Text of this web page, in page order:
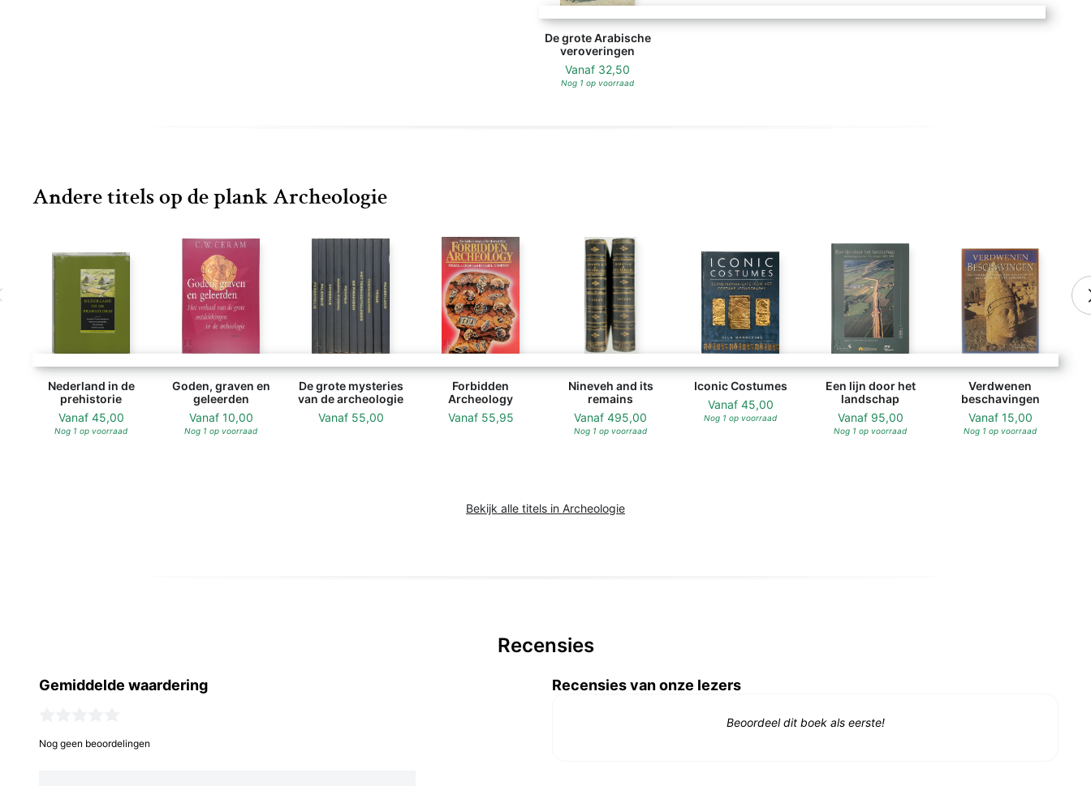
De grote Arabische
veroveringen
Vanaf 32,50
Nog 1 op voorraad
Andere titels op de plank Archeologie
Nederland in de
prehistorie
Vanaf 45,00
Nog 1 op voorraad
Goden, graven en
geleerden
Vanaf 10,00
Nog 1 op voorraad
De grote mysteries
van de archeologie
Vanaf 55,00
Forbidden
Archeology
Vanaf 55,95
Nineveh and its
remains
Vanaf 495,00
Nog 1 op voorraad
Iconic Costumes
Vanaf 45,00
Nog 1 op voorraad
Een lijn door het
landschap
Vanaf 95,00
Nog 1 op voorraad
Verdwenen
beschavingen
Vanaf 15,00
Nog 1 op voorraad
Bekijk alle titels in Archeologie
Recensies
Gemiddelde waardering
Nog geen beoordelingen
Recensies van onze lezers
Beoordeel dit boek als eerste!